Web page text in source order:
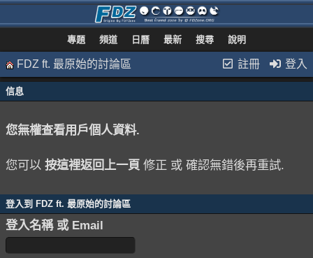
專題 頻道 日曆 最新 搜尋 說明
註冊 登入
FDZ ft. 最原始的討論區
信息
您無權查看用戶個人資料.
您可以 按這裡返回上一頁 修正 或 確認無錯後再重試.
登入到 FDZ ft. 最原始的討論區
登入名稱 或 Email